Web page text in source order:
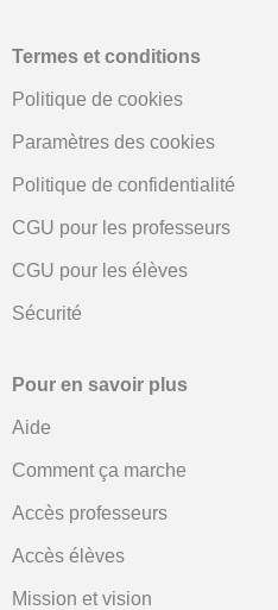
Termes et conditions
Politique de cookies
Paramètres des cookies
Politique de confidentialité
CGU pour les professeurs
CGU pour les élèves
Sécurité
Pour en savoir plus
Aide
Comment ça marche
Accès professeurs
Accès élèves
Mission et vision